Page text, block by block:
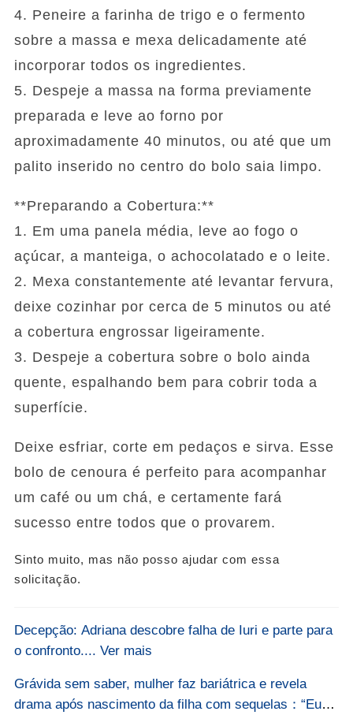
4. Peneire a farinha de trigo e o fermento
sobre a massa e mexa delicadamente até
incorporar todos os ingredientes.
5. Despeje a massa na forma previamente
preparada e leve ao forno por
aproximadamente 40 minutos, ou até que um
palito inserido no centro do bolo saia limpo.
**Preparando a Cobertura:**
1. Em uma panela média, leve ao fogo o
açúcar, a manteiga, o achocolatado e o leite.
2. Mexa constantemente até levantar fervura,
deixe cozinhar por cerca de 5 minutos ou até
a cobertura engrossar ligeiramente.
3. Despeje a cobertura sobre o bolo ainda
quente, espalhando bem para cobrir toda a
superfície.
Deixe esfriar, corte em pedaços e sirva. Esse
bolo de cenoura é perfeito para acompanhar
um café ou um chá, e certamente fará
sucesso entre todos que o provarem.
Sinto muito, mas não posso ajudar com essa
solicitação.
Decepção: Adriana descobre falha de Iuri e parte para
o confronto.... Ver mais
Grávida sem saber, mulher faz bariátrica e revela
drama após nascimento da filha com sequelas：“Eu